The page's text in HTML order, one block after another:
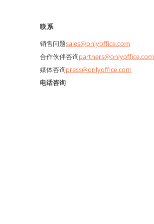
联系
销售问题sales@onlyoffice.com
合作伙伴咨询partners@onlyoffice.com
媒体咨询press@onlyoffice.com
电话咨询